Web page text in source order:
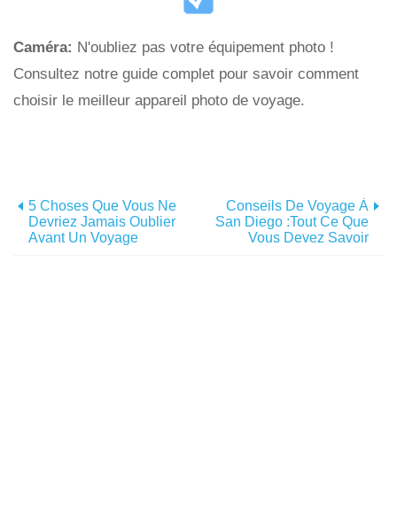
Caméra: N'oubliez pas votre équipement photo !
Consultez notre guide complet pour savoir comment
choisir le meilleur appareil photo de voyage.
5 Choses Que Vous Ne
Devriez Jamais Oublier
Avant Un Voyage
Conseils De Voyage À
San Diego :tout Ce Que
Vous Devez Savoir